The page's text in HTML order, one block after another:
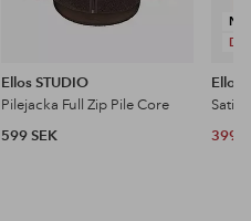
Ellos STUDIO
Pilejacka Full Zip Pile Core
599 SEK
Ellos
399